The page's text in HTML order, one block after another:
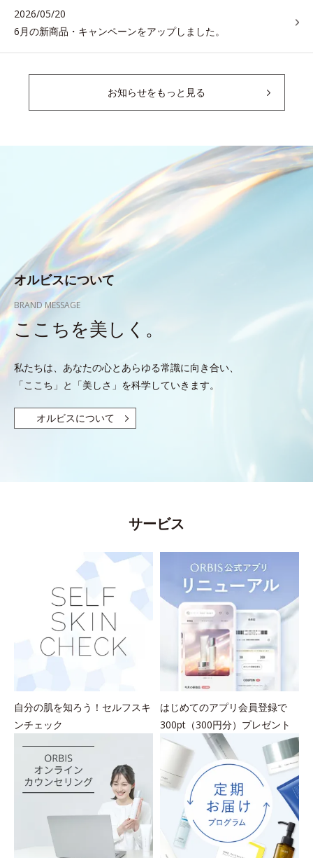
2026/05/20
6月の新商品・キャンペーンをアップしました。
お知らせをもっと見る
オルビスについて
BRAND MESSAGE
ここちを美しく。
私たちは、あなたの心とあらゆる常識に向き合い、
「ここち」と「美しさ」を科学していきます。
オルビスについて
サービス
自分の肌を知ろう！セルフスキ
ンチェック
はじめてのアプリ会員登録で
300pt（300円分）プレゼント